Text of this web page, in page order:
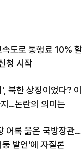
도로 통행료 10% 할
청 시작
북한 상징이었다? 이
…논란의 의미는
어록 읊은 국방장관…
발언'에 자질론